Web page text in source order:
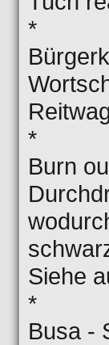
*
*
Burn
Siehe
*
Busa -